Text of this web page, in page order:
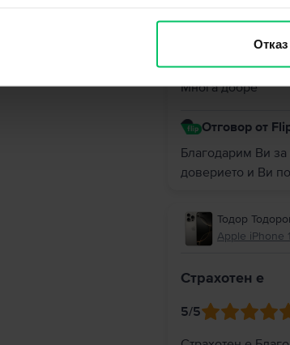
Отказ
Многа добре
Отговор от
Благодарим Ви за
доверието и Ви
Тодор
Apple iPhone
Страхотен е
5/5